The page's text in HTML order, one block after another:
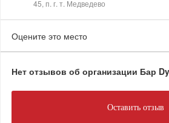
Оцените это место
Нет отзывов об организации Бар
Оставить отзыв